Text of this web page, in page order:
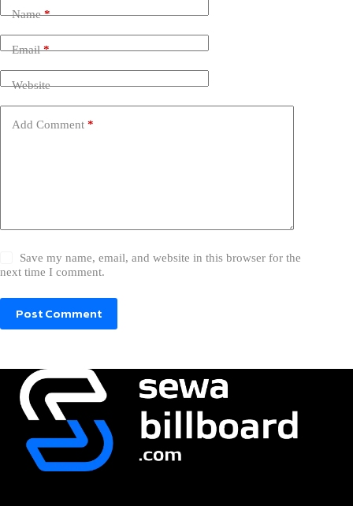
Name*
Email*
Website
Add Comment *
Save my name, email, and website in this browser for the
next time I comment.
Post Comment